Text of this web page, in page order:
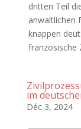
dritten Teil
anwaltlichen
knappen
französische
im
Déc 3, 2024